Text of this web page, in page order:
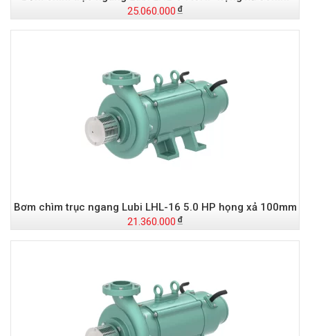
25.060.000
Bơm chìm trục ngang Lubi LHL-16 5.0 HP họng xả 100mm
21.360.000